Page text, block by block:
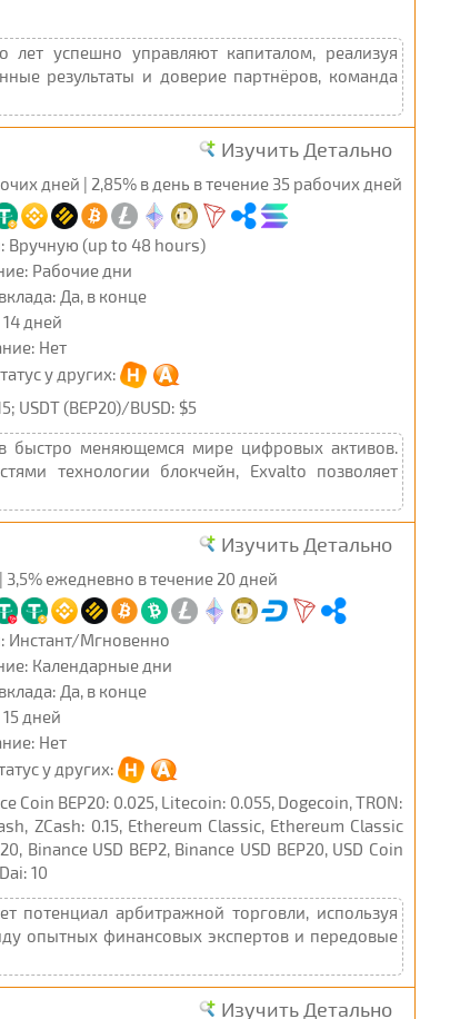
успешно управляют капиталом, реализуя
результаты и доверие партнёров, команда
Изучить Детально
дней | 2,85% в день в течение 35 рабочих дней
Вручную (up to 48 hours)
Рабочие дни
Да, в конце
дней
Нет
у других:
USDT (BEP20)/BUSD: $5
быстро меняющемся мире цифровых активов.
технологии блокчейн, Exvalto позволяет
Изучить Детально
ежедневно в течение 20 дней
Инстант/Мгновенно
Календарные дни
Да, в конце
дней
Нет
у других:
Coin BEP20: 0.025, Litecoin: 0.055, Dogecoin, TRON:
ZCash: 0.15, Ethereum Classic, Ethereum Classic
Binance USD BEP2, Binance USD BEP20, USD Coin
10
потенциал арбитражной торговли, используя
опытных финансовых экспертов и передовые
Изучить Детально